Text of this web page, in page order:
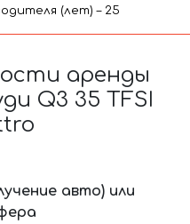
(лет) – 25
аренды
Q3 35 TFSI
авто) или